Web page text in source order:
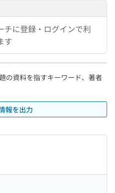
チに登録・ログインで利
す
の資料を指すキーワード、著者
報を出力